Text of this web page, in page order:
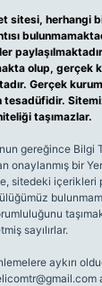
sitesi, herhangi
olup, gerçek
Gerçek
tesadüfidir.
taşımazlar.
gereğince
onaylanmış bir
sitedeki
sayılırlar.
aykırı